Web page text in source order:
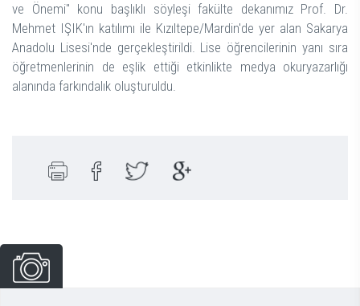
ve Önemi" konu başlıklı söyleşi fakülte dekanımız Prof. Dr.
Mehmet IŞIK'ın katılımı ile Kızıltepe/Mardin'de yer alan Sakarya
Anadolu Lisesi'nde gerçekleştirildi. Lise öğrencilerinin yanı sıra
öğretmenlerinin de eşlik ettiği etkinlikte medya okuryazarlığı
alanında farkındalık oluşturuldu.